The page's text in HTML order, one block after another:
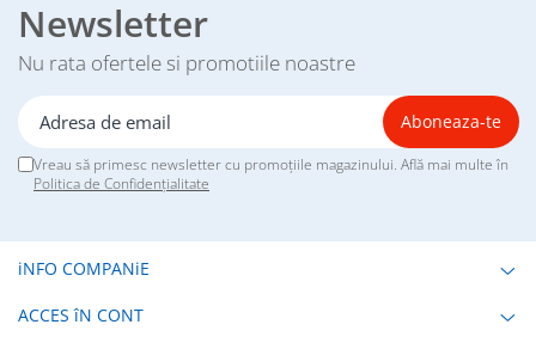
Newsletter
Nu rata ofertele si promotiile noastre
Vreau să primesc newsletter cu promoțiile magazinului. Află mai multe în
Politica de Confidențialitate
iNFO COMPANiE
ACCES îN CONT